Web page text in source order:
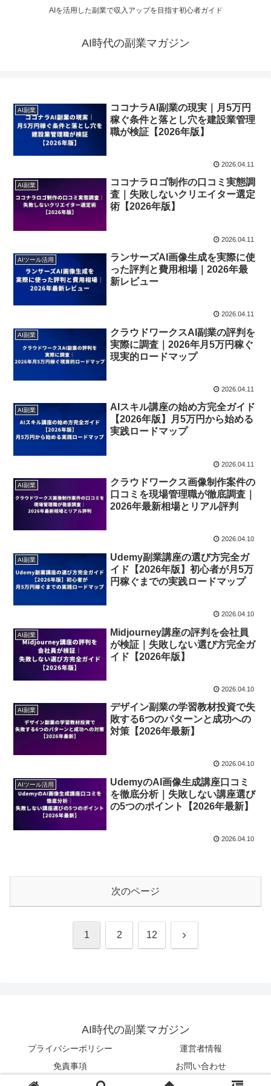
AIを活用した副業で収入アップを目指す初心者ガイド
AI時代の副業マガジン
AI副業
ココナラAI副業の現実｜月5万円
稼ぐ条件と落とし穴を建設業管理
職が検証【2026年版】
2026.04.11
AI副業
ココナラロゴ制作の口コミ実態調
査｜失敗しないクリエイター選定
術【2026年版】
2026.04.11
AIツール活用
ランサーズAI画像生成を実際に使
った評判と費用相場｜2026年最
新レビュー
2026.04.11
AI副業
クラウドワークスAI副業の評判を
実際に調査｜2026年月5万円稼ぐ
現実的ロードマップ
2026.04.11
AI副業
AIスキル講座の始め方完全ガイド
【2026年版】月5万円から始める
実践ロードマップ
2026.04.11
AI副業
クラウドワークス画像制作案件の
口コミを現場管理職が徹底調査｜
2026年最新相場とリアル評判
2026.04.10
AI副業
Udemy副業講座の選び方完全ガ
イド【2026年版】初心者が月5万
円稼ぐまでの実践ロードマップ
2026.04.10
AI副業
Midjourney講座の評判を会社員
が検証｜失敗しない選び方完全ガ
イド【2026年版】
2026.04.10
AI副業
デザイン副業の学習教材投資で失
敗する6つのパターンと成功への
対策【2026年最新】
2026.04.10
AIツール活用
UdemyのAI画像生成講座口コミ
を徹底分析｜失敗しない講座選び
の5つのポイント【2026年最新】
2026.04.10
次のページ
1 2 12 次
AI時代の副業マガジン
プライバシーポリシー
運営者情報
免責事項
お問い合わせ